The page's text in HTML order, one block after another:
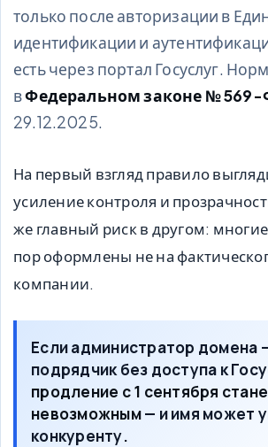
только после авторизации в
идентификации и
есть через портал Госуслуг.
вФедеральном законе №
29.12.2025.
На первый взгляд правило
усиление контроля и
же главный риск в другом:
пор оформлены не на
компании.
Если администратор домена
подрядчик без доступа к
продление с 1 сентября
невозможным— и имя может
конкуренту.